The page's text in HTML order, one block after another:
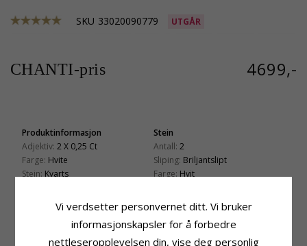
SKU 33020090779 UTGÅR
CHANTI-pris 4699,-
Produktinformasjon
Adjektiv: 2 X 0,25 Ct
Farge: Hvite
Stein: Kvarts
Edelmetall:
9 Karat Gull
6 Runde Fatninger
Stein
Antall: 2
Sliping: Briljantslipt
Farge: Hvit
2 X 0,25
Størrelse
Diameter:
5,0 mm
Vi verdsetter personvernet ditt. Vi bruker
informasjonskapsler for å forbedre
nettleseropplevelsen din, vise deg personlig